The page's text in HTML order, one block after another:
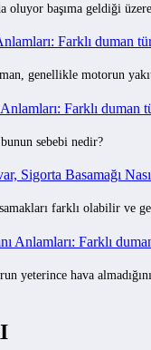
oluyor başıma geldiği
Farklı duman
genellikle motorun
Farklı
sebebi nedir?
Sigorta Basamağı
farklı olabilir ve
Anlamları: Farklı
yeterince hava